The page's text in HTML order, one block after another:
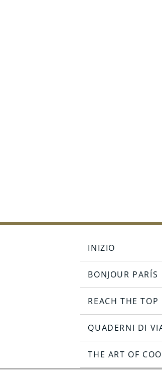
INIZIO
BONJOUR PARÍS
REACH THE TOP
QUADERNI DI
THE ART OF